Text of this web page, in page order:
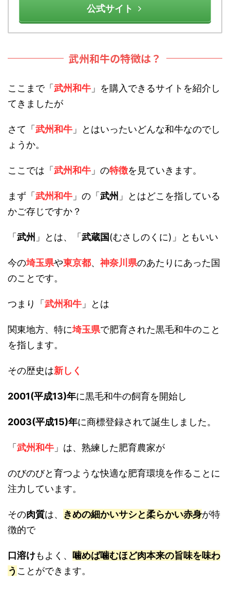
公式サイト
武州和牛の特徴は？
ここまで「武州和牛 」を購入できるサイトを紹介し
てきましたが
さて「武州和牛 」とはいったいどんな和牛なのでし
ょうか。
ここでは「武州和牛 」の特徴を見ていきます。
まず「武州和牛 」の「武州 」とはどこを指している
かご存じですか？
「武州 」とは、「武蔵国(むさしのくに)」ともいい
今の埼玉県や東京都、 神奈川県のあたりにあった国
のことです。
つまり「武州和牛 」とは
関東地方、特に埼玉県で肥育された黒毛和牛のこと
を指します。
その歴史は新しく
2001(平成13)年に黒毛和牛の飼育を開始し
2003(平成15)年に商標登録されて誕生しました。
「武州和牛 」は、熟練した肥育農家が
のびのびと育つような快適な肥育環境を作ることに
注力しています。
その肉質は、 きめの細かいサシと柔らかい赤身が特
徴的で
口溶けもよく、 噛めば噛むほど肉本来の旨味を味わ
う ことができます。